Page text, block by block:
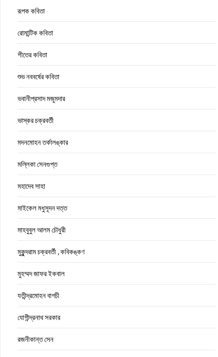
রূপক কবিতা
রোমান্টিক কবিতা
শীতের কবিতা
শুভ নববর্ষের কবিতা
ভবানীপ্রসাদ মজুমদার
ভাস্কর চক্রবর্তী
মদনমোহন তর্কালঙ্কার
মল্লিকা সেনগুপ্ত
মহাদেব সাহা
মাইকেল মধুসূদন দত্ত
মাহবুবুল আলম চৌধুরী
মুকুন্দরাম চক্রবর্তী , কবিকঙ্কণ
মুহম্মদ জাফর ইকবাল
যতীন্দ্রমোহন বাগচী
যোগীন্দ্রনাথ সরকার
রজনীকান্ত সেন